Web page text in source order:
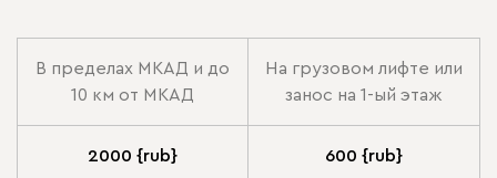
В пределах МКАД и до
10 км от МКАД
На грузовом лифте или
занос на 1-ый этаж
2000 {rub} 600 {rub}